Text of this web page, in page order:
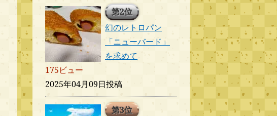
第2位
幻のレトロパン
「ニューバード」
を求めて
175ビュー
2025年04月09日投稿
第3位